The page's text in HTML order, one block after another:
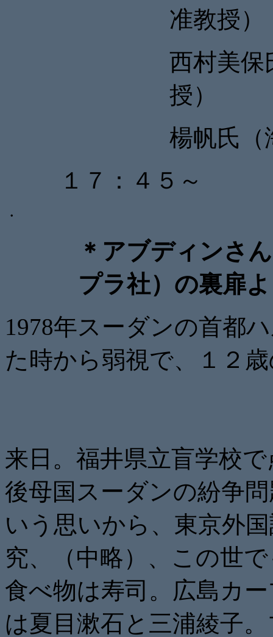
准教授）
西村美保
授）
楊帆氏（
１７：４５～
・
＊アブディンさ
プラ社）の裏扉
1978年スーダンの首都
た時から弱視で、１２
来日。福井県立盲学校で
後母国スーダンの紛争
いう思いから、東京外
究、（中略）、この世
食べ物は寿司。広島カ
は夏目漱石と三浦綾子